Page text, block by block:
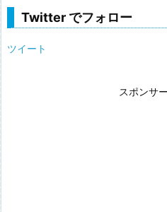
Twitter でフォロー
ツイート
スポンサ